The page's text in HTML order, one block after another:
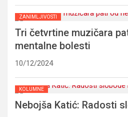
ZANIMLJIVOSTI
Tri četvrtine muzičara
mentalne bolesti
10/12/2024
KOLUMNE
Nebojša Katić: Radosti